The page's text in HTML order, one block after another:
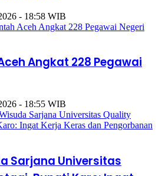
- 18:58 WIB
Angkat 228 Pegawai
- 18:55 WIB
Sarjana Universitas